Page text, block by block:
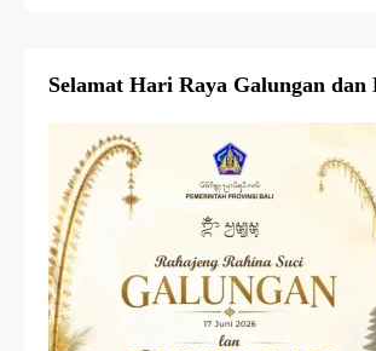
Selamat Hari Raya Galungan dan